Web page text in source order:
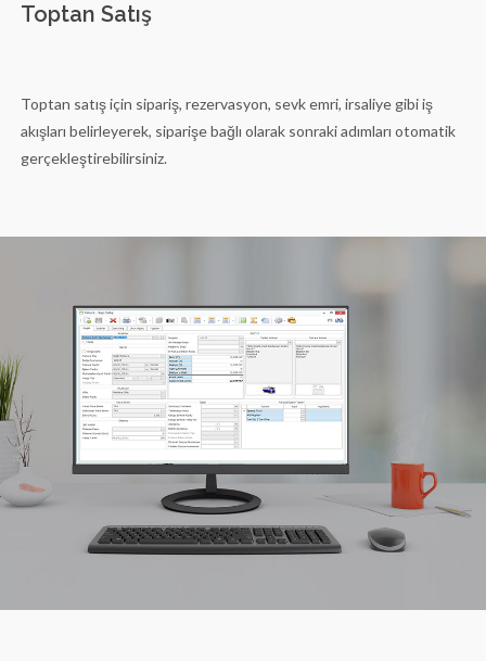
Toptan Satış
Toptan satış için sipariş, rezervasyon, sevk emri, irsaliye gibi iş
akışları belirleyerek, siparişe bağlı olarak sonraki adımları otomatik
gerçekleştirebilirsiniz.